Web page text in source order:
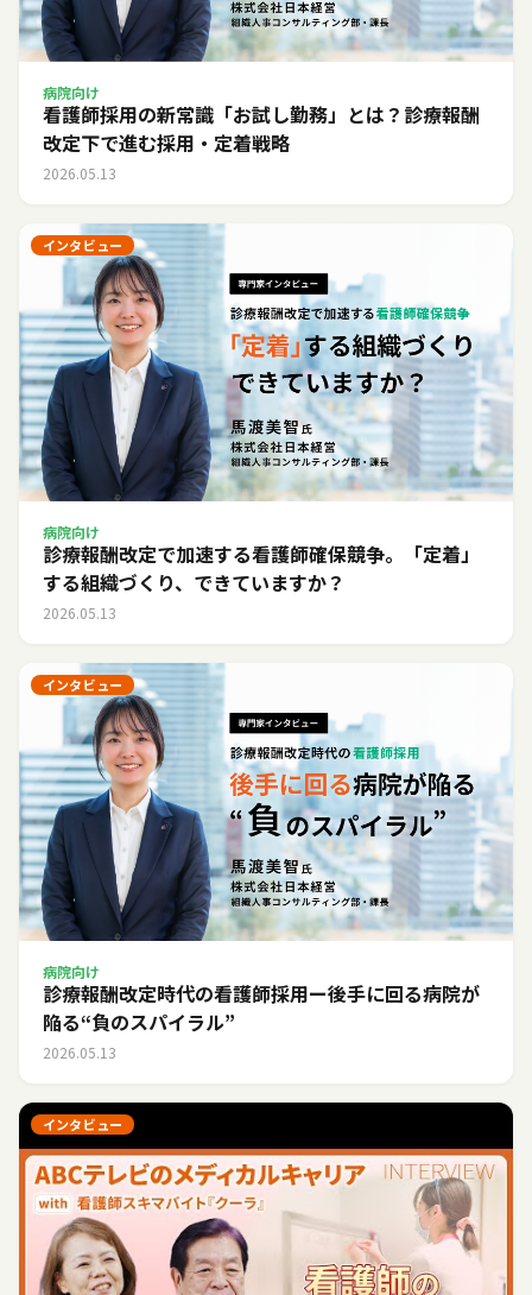
病院向け
看護師採用の新常識「お試し勤務」とは？診療報酬
改定下で進む採用・定着戦略
2026.05.13
インタビュー
病院向け
診療報酬改定で加速する看護師確保競争。「定着」
する組織づくり、できていますか？
2026.05.13
インタビュー
病院向け
診療報酬改定時代の看護師採用ー後手に回る病院が
陥る“負のスパイラル”
2026.05.13
インタビュー